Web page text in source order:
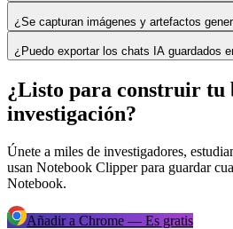
¿Se capturan imágenes y artefactos
¿Puedo exportar los chats IA guardados
¿Listo para construir tu
investigación?
Únete a miles de investigadores,
usan Notebook Clipper para guardar
Notebook.
Añadir a Chrome — Es gratis